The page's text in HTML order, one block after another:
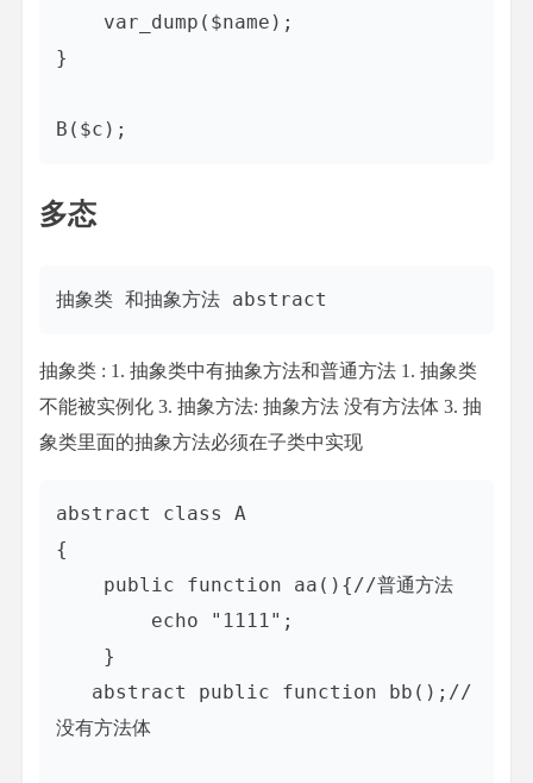
}
多态
抽象类 : 1. 抽象类中有抽象方法和普通方法 1. 抽象类
不能被实例化 3. 抽象方法: 抽象方法 没有方法体 3. 抽
象类里面的抽象方法必须在子类中实现
abstract class A
{
没有方法体